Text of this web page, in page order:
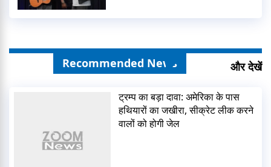
Recommended News और देखें
ट्रम्प का बड़ा दावा: अमेरिका के पास
हथियारों का जखीरा, सीक्रेट लीक करने
वालों को होगी जेल